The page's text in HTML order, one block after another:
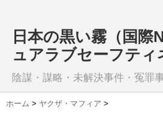
日本の黒い霧（国際
ュアラブセーフティ
陰謀・謀略・未解決事件・冤罪
ホーム > ヤクザ・マフィア >